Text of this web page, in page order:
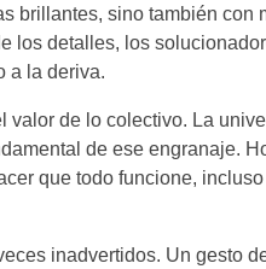
brillantes, sino también con
los detalles, los
a la deriva.
valor de lo colectivo. La
de ese engranaje.
que todo funcione,
inadvertidos. Un gesto